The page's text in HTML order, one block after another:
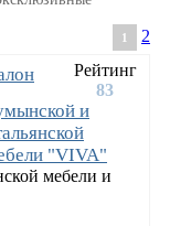
1
2
Рейтинг
83
и
"VIVA"
мебели и